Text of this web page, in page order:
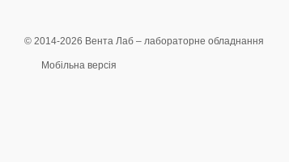
© 2014-2026 Вента Лаб – лабораторне обладнання
Мобільна версія